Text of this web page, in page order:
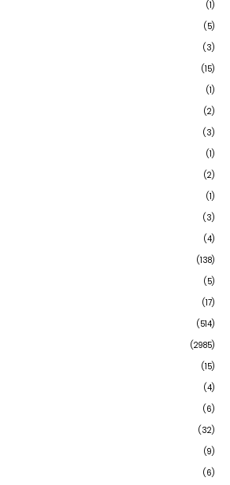
(1)
(5)
(3)
(15)
(1)
(2)
(3)
(1)
(2)
(1)
(3)
(4)
(138)
(5)
(17)
(514)
(2985)
(15)
(4)
(6)
(32)
(9)
(6)